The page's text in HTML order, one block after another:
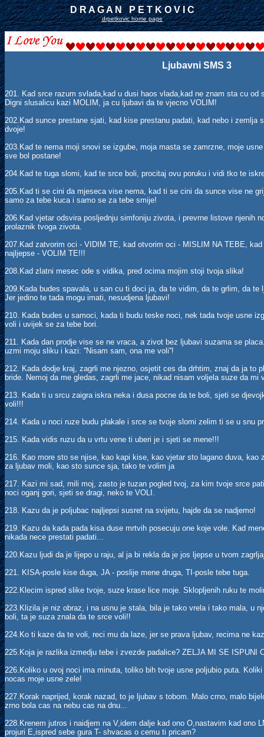
D R A G A N P E T K O V I C
drpetkovic home page
Ljubavni SMS 3
201. Kad srce razum svlada,kad u dusi haos vlada,kad ne znam sta cu od
Digni slusalicu kazi MOLIM, ja cu ljubavi da te vjecno VOLIM!
202.Kad sunce prestane sjati, kad kise prestanu padati, kad nebo i zemlja
dvoje!
203.Kad te nema moji snovi se izgube, moja masta se zamrzne, moje
sve bol postane!
204.Kad te tuga slomi, kad te srce boli, procitaj ovu poruku i vidi tko te
205.Kad ti se cini da mjeseca vise nema, kad ti se cini da sunce vise ne
samo za tebe kuca i samo se za tebe smije!
206.Kad vjetar odsvira posljednju simfoniju zivota, i prevrne listove njenih
prolaznik tvoga zivota.
207.Kad zatvorim oci - VIDIM TE, kad otvorim oci - MISLIM NA TEBE,
najljepse - VOLIM TE!!!
208.Kad zlatni mesec ode s vidika, pred ocima mojim stoji tvoja slika!
209.Kada budes spavala, u san cu ti doci ja, da te vidim, da te grlim, da te
Jer jedino te tada mogu imati, nesudjena ljubavi!
210. Kada budes u samoci, kada ti budu teske noci, nek tada tvoje usne
voli i uvijek se za tebe bori.
211. Kada dan prodje vise se ne vraca, a zivot bez ljubavi suzama se
uzmi moju sliku i kazi: ''Nisam sam, ona me voli''!
212. Kada dodje kraj, zagrli me njezno, osjetit ces da drhtim, znaj da ja to
bride. Nemoj da me gledas, zagrli me jace, nikad nisam voljela suze da mi
213. Kada ti u srcu zaigra iskra neka i dusa pocne da te boli, sjeti se
voli!!!
214. Kada u noci ruze budu plakale i srce se tvoje slomi zelim ti se u snu
215. Kada vidis ruzu da u vrtu vene ti uberi je i sjeti se mene!!!
216. Kao more sto se njise, kao kapi kise, kao vjetar sto lagano duva, kao
za ljubav moli, kao sto sunce sja, tako te volim ja
217. Kazi mi sad, mili moj, zasto je tuzan pogled tvoj, za kim tvoje srce
noci oganj gori, sjeti se dragi, neko te VOLI.
218. Kazu da je poljubac najljepsi susret na svijetu, hajde da se nadjemo!
219. Kazu da kada pada kisa duse mrtvih posecuju one koje vole. Kad
nikada nece prestati padati...
220.Kazu ljudi da je lijepo u raju, al ja bi rekla da je jos ljepse u tvom
221. KISA-posle kise duga, JA - poslije mene druga, TI-posle tebe tuga.
222.Klecim ispred slike tvoje, suze krase lice moje. Sklopljenih ruku te
223.Klizila je niz obraz, i na usnu je stala, bila je tako vrela i tako mala, u
boli, ta je suza znala da te srce voli!!
224.Ko ti kaze da te voli, reci mu da laze, jer se prava ljubav, recima ne
225.Koja je razlika izmedju tebe i zvezde padalice? ZELJA MI SE ISPUNI
226.Koliko u ovoj noci ima minuta, toliko bih tvoje usne poljubio puta.
nocas moje usne zele!
227.Korak naprijed, korak nazad, to je ljubav s tobom. Malo crno, malo
zrno bola cas na nebu cas na dnu...
228.Krenem jutros i naidjem na V,idem dalje kad ono O,nastavim kad ono
projuri E,ispred sebe gura T- shvacas o cemu ti pricam?